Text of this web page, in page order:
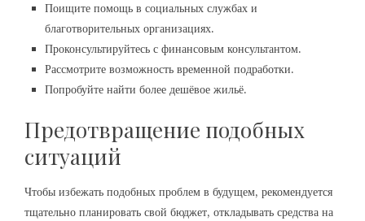
Поищите помощь в социальных службах и
благотворительных организациях.
Проконсультируйтесь с финансовым консультантом.
Рассмотрите возможность временной подработки.
Попробуйте найти более дешёвое жильё.
Предотвращение подобных
ситуаций
Чтобы избежать подобных проблем в будущем, рекомендуется
тщательно планировать свой бюджет, откладывать средства на